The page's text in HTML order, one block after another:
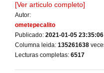
[Ver articulo completo]
Autor:
ometepecalito
Publicado: 2021-01-05 23:35:06
Columna leida: 135261638
Lecturas completas: 6517